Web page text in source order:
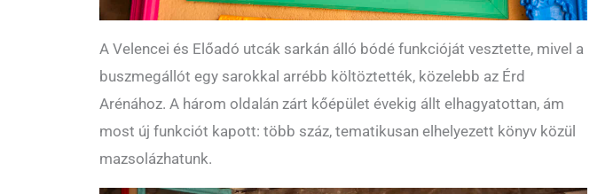
A Velencei és Előadó utcák sarkán álló bódé funkcióját vesztette, mivel a
buszmegállót egy sarokkal arrébb költöztették, közelebb az Érd
Arénához. A három oldalán zárt kőépület évekig állt elhagyatottan, ám
most új funkciót kapott: több száz, tematikusan elhelyezett könyv közül
mazsolázhatunk.